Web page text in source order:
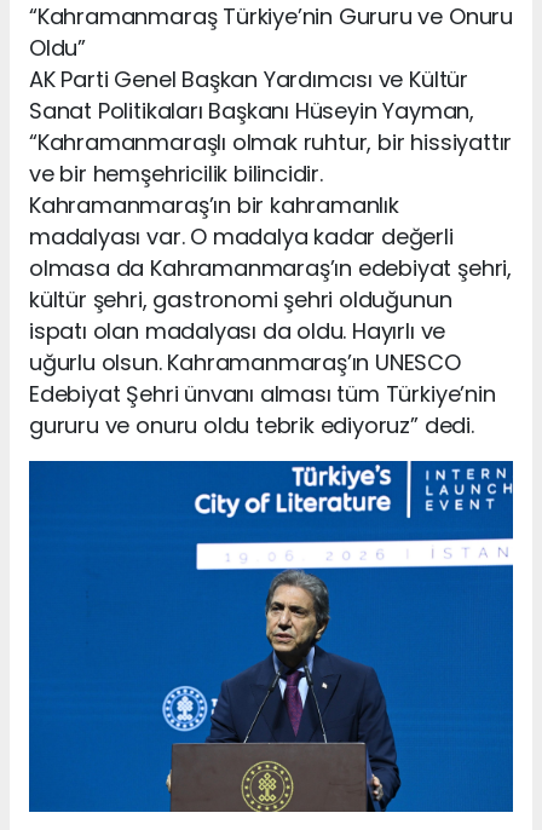
“Kahramanmaraş Türkiye’nin Gururu ve Onuru
Oldu”
AK Parti Genel Başkan Yardımcısı ve Kültür
Sanat Politikaları Başkanı Hüseyin Yayman,
“Kahramanmaraşlı olmak ruhtur, bir hissiyattır
ve bir hemşehricilik bilincidir.
Kahramanmaraş’ın bir kahramanlık
madalyası var. O madalya kadar değerli
olmasa da Kahramanmaraş’ın edebiyat şehri,
kültür şehri, gastronomi şehri olduğunun
ispatı olan madalyası da oldu. Hayırlı ve
uğurlu olsun. Kahramanmaraş’ın UNESCO
Edebiyat Şehri ünvanı alması tüm Türkiye’nin
gururu ve onuru oldu tebrik ediyoruz” dedi.